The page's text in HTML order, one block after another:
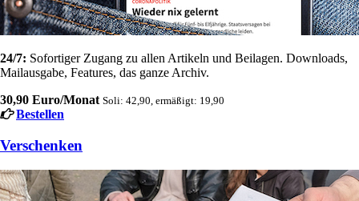
24/7: Sofortiger Zugang zu allen Artikeln und Beilagen. Downloads,
Mailausgabe, Features, das ganze Archiv.
30,90 Euro/Monat Soli: 42,90, ermäßigt: 19,90
Bestellen
Verschenken